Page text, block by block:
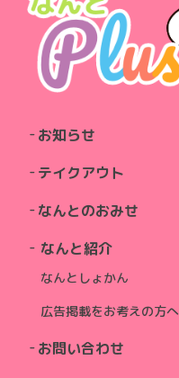
お知らせ
テイクアウト
なんとのおみせ
なんと紹介
なんとしょかん
広告掲載をお考えの方へ
お問い合わせ